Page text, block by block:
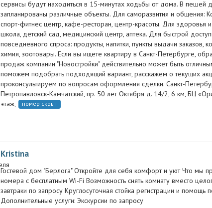
сервисы будут находиться в 15-минутах ходьбы от дома. В пешей
запланированы различные объекты. Для саморазвития и общения:
спорт-фитнес центр, кафе-ресторан, центр-красоты. Для здоровья
школа, детский сад, медицинский центр, аптека. Для быстрой
повседневного спроса: продукты, напитки, пункты выдачи заказов,
химия, зоотовары. Если вы ищете квартиру в Санкт-Петербурге,
продаж компании "Новостройки" действительно может быть
поможем подобрать подходящий вариант, расскажем о текущих
проконсультируем по вопросам оформления сделки. Санкт-
Петропавловск-Камчатский, пр. 50 лет Октября д. 14/2, 6 км, БЦ
этаж,
номер скрыт
Kristina
Гостевой дом "Берлога" Откройте для себя комфорт и уют Что мы
номера с бесплатным Wi-Fi Возможность снять комнату вместо
завтраки по запросу Круглосуточная стойка регистрации и помощь
Дополнительные услуги: Экскурсии по запросу